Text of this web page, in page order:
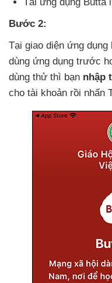
Bước 2:
Tại giao diện ứng dụng
dùng ứng dụng trước
dùng thử thì bạn nhập
cho tài khoản rồi nhấn